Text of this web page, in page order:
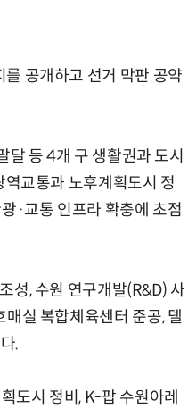
공개하고 선거 막판 공약
등 4개 구 생활권과 도시
교통과 노후계획도시 정
·교통 인프라 확충에 초점
성, 수원 연구개발(R&D) 사
실 복합체육센터 준공, 델
.
도시 정비, K-팝 수원아레